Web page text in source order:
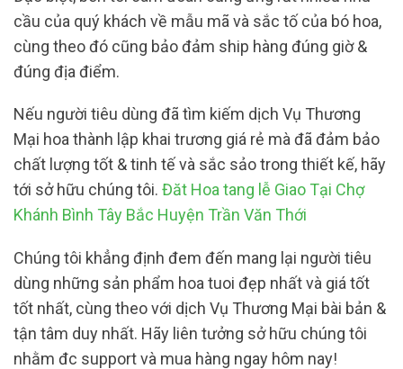
cầu của quý khách về mẫu mã và sắc tố của bó hoa,
cùng theo đó cũng bảo đảm ship hàng đúng giờ &
đúng địa điểm.
Nếu người tiêu dùng đã tìm kiếm dịch Vụ Thương
Mại hoa thành lập khai trương giá rẻ mà đã đảm bảo
chất lượng tốt & tinh tế và sắc sảo trong thiết kế, hãy
tới sở hữu chúng tôi. Đăt Hoa tang lễ Giao Tại Chợ
Khánh Bình Tây Bắc Huyện Trần Văn Thới
Chúng tôi khẳng định đem đến mang lại người tiêu
dùng những sản phẩm hoa tuoi đẹp nhất và giá tốt
tốt nhất, cùng theo với dịch Vụ Thương Mại bài bản &
tận tâm duy nhất. Hãy liên tưởng sở hữu chúng tôi
nhằm đc support và mua hàng ngay hôm nay!